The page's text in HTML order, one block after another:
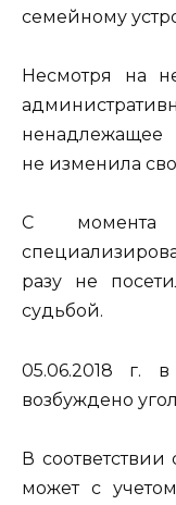
семейному
Несмотря на
ненадлежащее
не изменила
С
разу не
судьбой.
05.06.2018 г.
возбуждено
В
может с